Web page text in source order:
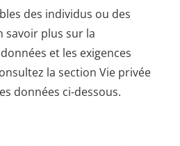
des individus ou des
savoir plus sur la
et les exigences
la section Vie privée
données ci-dessous.